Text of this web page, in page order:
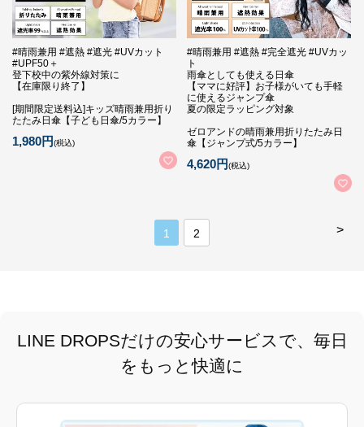
#晴雨兼用 #遮熱 #遮光 #UVカット
#UPF50＋
登下校中の紫外線対策に
【在庫限り終了】
[期間限定送料込]キッズ晴雨兼用折り
たたみ日傘【子ども日傘/5カラー】
1,980円(税込)
#晴雨兼用 #遮熱 #完全遮光 #UVカッ
ト
雨傘としても使える日傘
【ママに好評】お子様がいても手軽
に使えるジャンプ傘
夏の限定ラッピング対象
ゼロアンドの晴雨兼用折りたたみ日
傘【ジャンプ式/5カラー】
4,620円(税込)
>
1 2
LINE DROPSだけの安心サービスで、毎日
をもっと快適に